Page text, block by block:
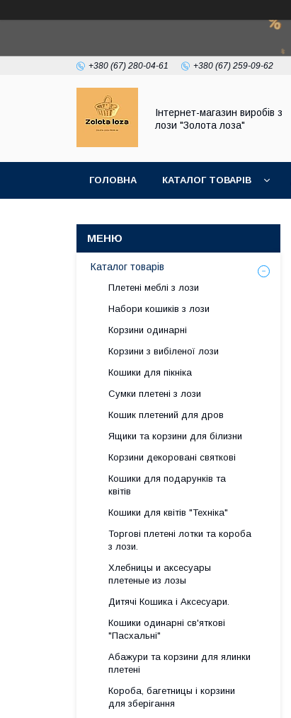
+380 (67) 280-04-61 +380 (67) 259-09-62
Інтернет-магазин виробів з
лози "Золота лоза"
ГОЛОВНА КАТАЛОГ ТОВАРІВ
Каталог товарів
Плетені меблі з лози
Набори кошиків з лози
Корзини одинарні
Корзини з вибіленої лози
Кошики для пікніка
Сумки плетені з лози
Кошик плетений для дров
Ящики та корзини для білизни
Корзини декоровані святкові
Кошики для подарунків та
квітів
Кошики для квітів "Техніка"
Торгові плетені лотки та короба
з лози.
Хлебницы и аксесуары
плетеные из лозы
Дитячі Кошика і Аксесуари.
Кошики одинарні св'яткові
"Пасхальні"
Абажури та корзини для ялинки
плетені
Короба, багетницы і корзини
для зберігання